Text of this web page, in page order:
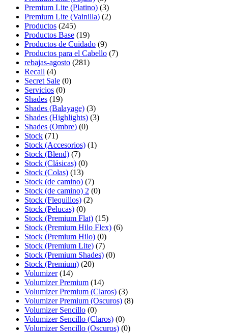
Premium Lite (Platino) (3)
Premium Lite (Vainilla) (2)
Productos (245)
Productos Base (19)
Productos de Cuidado (9)
Productos para el Cabello (7)
rebajas-agosto (281)
Recall (4)
Secret Sale (0)
Servicios (0)
Shades (19)
Shades (Balayage) (3)
Shades (Highlights) (3)
Shades (Ombre) (0)
Stock (71)
Stock (Accesorios) (1)
Stock (Blend) (7)
Stock (Clásicas) (0)
Stock (Colas) (13)
Stock (de camino) (7)
Stock (de camino) 2 (0)
Stock (Flequillos) (2)
Stock (Pelucas) (0)
Stock (Premium Flat) (15)
Stock (Premium Hilo Flex) (6)
Stock (Premium Hilo) (0)
Stock (Premium Lite) (7)
Stock (Premium Shades) (0)
Stock (Premium) (20)
Volumizer (14)
Volumizer Premium (14)
Volumizer Premium (Claros) (3)
Volumizer Premium (Oscuros) (8)
Volumizer Sencillo (0)
Volumizer Sencillo (Claros) (0)
Volumizer Sencillo (Oscuros) (0)